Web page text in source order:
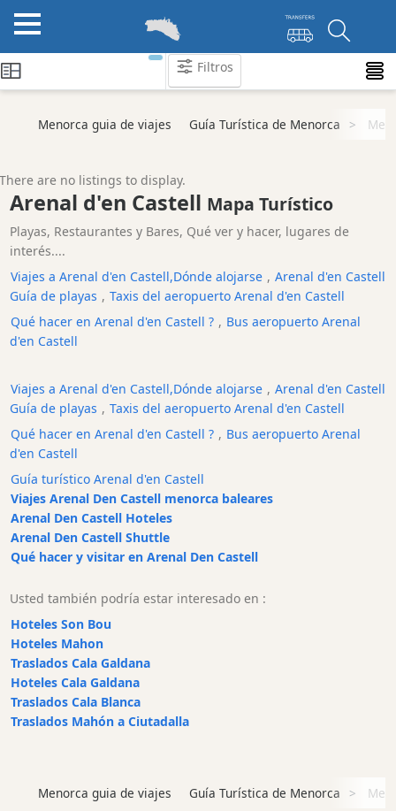
Filtros
Atraccion
Tour
y
Excursione
Parque
acuático
Restaurante
Excursion
en
Café
y
Bar
Alimentos
y
Bebidas
Cultura
Para
niños
Música
vivo
Discoteca
Terrazas
Chiringuitos
Shopping
Menorca guia de viajes Guía Turística de Menorca
There are no listings to display.
Arenal d'en Castell Mapa Turístico
Playas, Restaurantes y Bares, Qué ver y hacer, lugares de
interés....
Viajes a Arenal d'en Castell,Dónde alojarse , Arenal d'en Castell
Guía de playas , Taxis del aeropuerto Arenal d'en Castell
Qué hacer en Arenal d'en Castell ? , Bus aeropuerto Arenal
d'en Castell
Viajes a Arenal d'en Castell,Dónde alojarse , Arenal d'en Castell
Guía de playas , Taxis del aeropuerto Arenal d'en Castell
Qué hacer en Arenal d'en Castell ? , Bus aeropuerto Arenal
d'en Castell
Guía turístico Arenal d'en Castell
Viajes Arenal Den Castell menorca baleares
Arenal Den Castell Hoteles
Arenal Den Castell Shuttle
Qué hacer y visitar en Arenal Den Castell
Usted también podría estar interesado en :
Hoteles Son Bou
Hoteles Mahon
Traslados Cala Galdana
Hoteles Cala Galdana
Traslados Cala Blanca
Traslados Mahón a Ciutadalla
Menorca guia de viajes Guía Turística de Menorca